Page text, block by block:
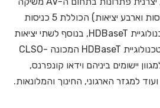
מטריצת 4X8 (שמונה כניסות וארבע יציאות) הכוללת 5 כניסות
HDMI ועוד 3 כניסות בטכנולוגיית HDBaseT, בנוסף לשתי יציאות
HDMI ועוד שתי יציאות בטכנולוגיית HDBaseT המכונה CLSO-
יישומים ביניהם וידאו קונפרנס,
למגזר הארגוני, החינוך והמלונאות.